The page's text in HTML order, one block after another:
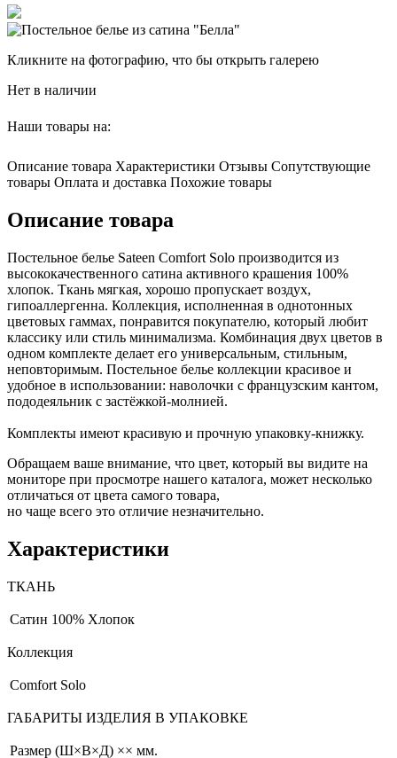
Кликните на фотографию, что бы открыть галерею
Нет в наличии
Наши товары на:
Описание товара Характеристики Отзывы Сопутствующие
товары Оплата и доставка Похожие товары
Описание товара
Постельное белье Sateen Comfort Solo производится из
высококачественного сатина активного крашения 100%
хлопок. Ткань мягкая, хорошо пропускает воздух,
гипоаллергенна. Коллекция, исполненная в однотонных
цветовых гаммах, понравится покупателю, который любит
классику или стиль минимализма. Комбинация двух цветов в
одном комплекте делает его универсальным, стильным,
неповторимым. Постельное белье коллекции красивое и
удобное в использовании: наволочки с французским кантом,
пододеяльник с застёжкой-молнией.
Комплекты имеют красивую и прочную упаковку-книжку.
Обращаем ваше внимание, что цвет, который вы видите на
мониторе при просмотре нашего каталога, может несколько
отличаться от цвета самого товара,
но чаще всего это отличие незначительно.
Характеристики
ТКАНЬ
Сатин 100% Хлопок
Коллекция
Comfort Solo
ГАБАРИТЫ ИЗДЕЛИЯ В УПАКОВКЕ
Размер (Ш×В×Д) ×× мм.